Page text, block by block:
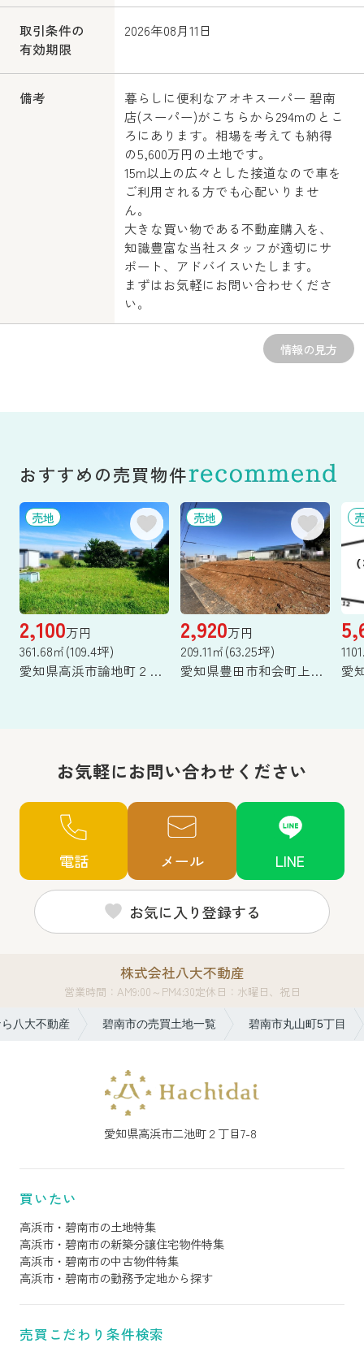
取引条件の
有効期限
2026年08月11日
備考
暮らしに便利なアオキスーパー 碧南
店(スーパー)がこちらから294mのとこ
ろにあります。相場を考えても納得
の5,600万円の土地です。
15m以上の広々とした接道なので車を
ご利用される方でも心配いりませ
ん。
大きな買い物である不動産購入を、
知識豊富な当社スタッフが適切にサ
ポート、アドバイスいたします。
まずはお気軽にお問い合わせくださ
い。
情報の見方
おすすめの売買物件
売地
2,100万円
361.68㎡(109.4坪)
愛知県高浜市論地町２丁目
売地
2,920万円
209.11㎡(63.25坪)
愛知県豊田市和会町上屋敷
お気軽にお問い合わせください
電話 メール LINE
お気に入り登録する
株式会社八大不動産
営業時間：AM9:00～PM4:30定休日：水曜日、祝日
八大不動産 碧南市の売買土地一覧 碧南市丸山町5丁目
愛知県高浜市二池町２丁目7-8
買いたい
高浜市・碧南市の土地特集
高浜市・碧南市の新築分譲住宅物件特集
高浜市・碧南市の中古物件特集
高浜市・碧南市の勤務予定地から探す
売買こだわり条件検索